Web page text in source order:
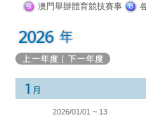
澳門舉辦體育競技賽事
2026/01/01 ~ 13